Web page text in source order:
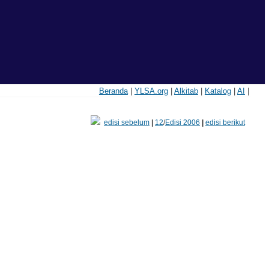
Beranda| YLSA.org| Alkitab| Katalog| AI
edisi sebelum| 12/Edisi 2006 edisi berikut